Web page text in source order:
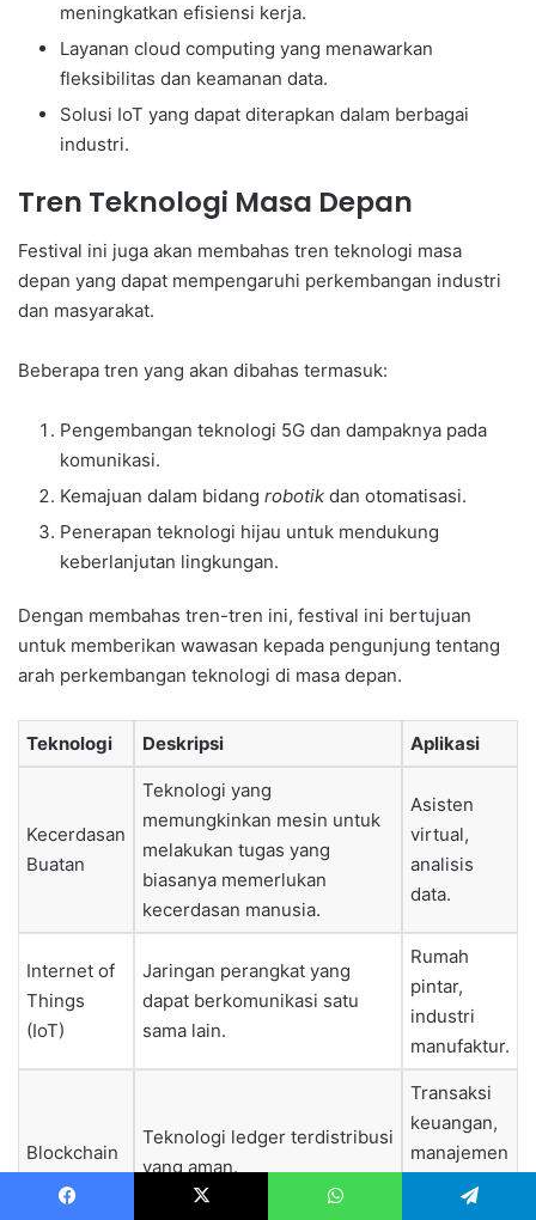
meningkatkan efisiensi kerja.
Layanan cloud computing yang menawarkan
fleksibilitas dan keamanan data.
Solusi IoT yang dapat diterapkan dalam berbagai
industri.
Tren Teknologi Masa Depan
Festival ini juga akan membahas tren teknologi masa
depan yang dapat mempengaruhi perkembangan industri
dan masyarakat.
Beberapa tren yang akan dibahas termasuk:
Pengembangan teknologi 5G dan dampaknya pada
komunikasi.
Kemajuan dalam bidang robotik dan otomatisasi.
Penerapan teknologi hijau untuk mendukung
keberlanjutan lingkungan.
Dengan membahas tren-tren ini, festival ini bertujuan
untuk memberikan wawasan kepada pengunjung tentang
arah perkembangan teknologi di masa depan.
Teknologi Deskripsi Aplikasi
Kecerdasan
Buatan
Teknologi yang
memungkinkan mesin untuk
melakukan tugas yang
biasanya memerlukan
kecerdasan manusia.
Asisten
virtual,
analisis
data.
Internet of
Things
(IoT)
Jaringan perangkat yang
dapat berkomunikasi satu
sama lain.
Rumah
pintar,
industri
manufaktur.
Blockchain
Teknologi ledger terdistribusi
yang aman.
Transaksi
keuangan,
manajemen